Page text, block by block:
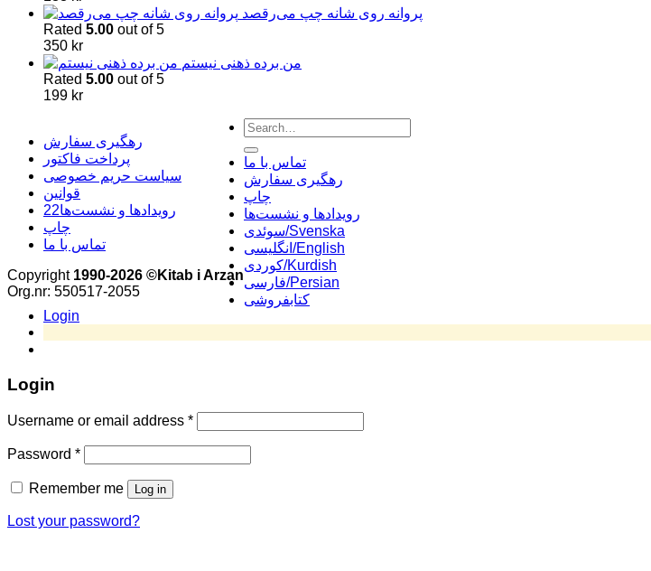
پروانه روی شانه چپ می‌رقصد
Rated 5.00 out of 5
350 kr
من برده ذهنی نیستم
Rated 5.00 out of 5
199 kr
رهگیری سفارش
پرداخت فاکتور
سیاست حریم خصوصی
قوانین
22رویدادها و نشست‌ها
چاپ
تماس با ما
Copyright 1990-2026 ©Kitab i Arzan
Org.nr: 550517-2055
Search
for:
تماس با ما
رهگیری سفارش
چاپ
رویدادها و نشست‌ها
سوئدی/Svenska
انگلیسی/English
کوردی/Kurdish
فارسی/Persian
کتابفروشی
Login
Login
Username or email address *
Password *
Remember me Log in
Lost your password?